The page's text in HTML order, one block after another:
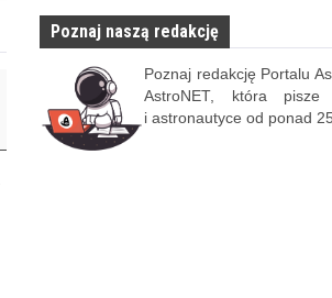
Poznaj naszą redakcję
Poznaj redakcję Portalu
AstroNET, która
i astronautyce od ponad